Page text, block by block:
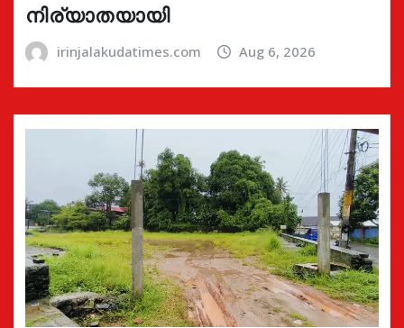
നിര്യാതയായി
irinjalakudatimes.com Aug 6, 2026